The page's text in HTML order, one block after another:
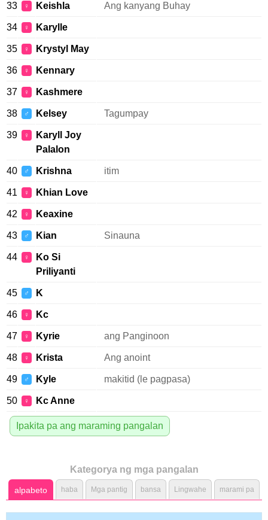
33 ♀ Keishla Ang kanyang Buhay
34 ♀ Karylle
35 ♀ Krystyl May
36 ♀ Kennary
37 ♀ Kashmere
38 ♂ Kelsey Tagumpay
39 ♀
Karyll Joy
Palalon
40 ♂ Krishna itim
41 ♀ Khian Love
42 ♀ Keaxine
43 ♂ Kian Sinauna
44 ♀
Ko Si
Priliyanti
45 ♂ K
46 ♀ Kc
47 ♀ Kyrie ang Panginoon
48 ♀ Krista Ang anoint
49 ♂ Kyle makitid (le pagpasa)
50 ♀ Kc Anne
Ipakita pa ang maraming pangalan
Kategorya ng mga pangalan
alpabeto haba Mga pantig bansa Lingwahe marami pa